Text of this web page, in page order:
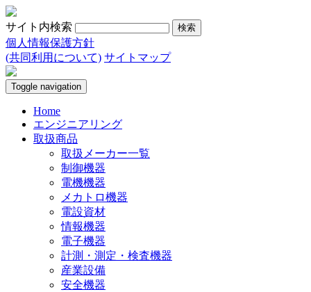
サイト内検索
個人情報保護方針
(共同利用について) サイトマップ
Toggle navigation
Home
エンジニアリング
取扱商品
取扱メーカー一覧
制御機器
電機機器
メカトロ機器
電設資材
情報機器
電子機器
計測・測定・検査機器
産業設備
安全機器